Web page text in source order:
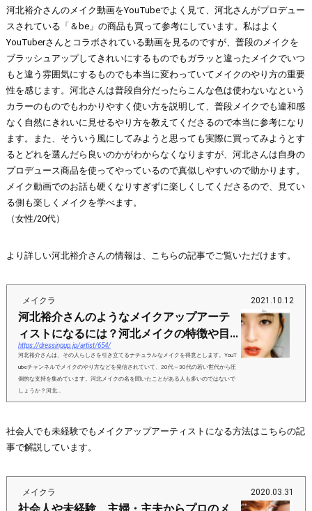
河北裕介さんのメイク動画をYouTubeでよく見て、河北さんがプロデュー
スされている「＆be」の商品も買って参考にしています。私はよく
YouTuberさんとコラボされている動画を見るのですが、普段のメイクを
ブラッシュアップしてきれいにするものでもガラッと違ったメイクでいつ
もと違う雰囲気にするものでも本当に変わっていてメイクのやり方の重要
性を感じます。河北さんは普段自分だったらこんな色は使わないなという
カラーのものでもわかりやすく使い方を説明して、普段メイクでも違和感
なく自然にきれいに見せるやり方を教えてくださるので本当に参考になり
ます。また、そういう風にしてみようと思っても実際に買ってみようとす
るとどれを選んだら良いのかがわからなくなりますが、河北さんは自身の
プロデュース商品を使ってやっているので真似しやすいので助かります。
メイク動画でのお話も硬くなりすぎずに楽しくしてくださるので、見てい
る側も楽しくメイクを学べます。
（女性/20代）
より詳しい河北裕介さんの情報は、こちらの記事でご覧いただけます。
メイクラ 2021.10.12
河北裕介さんのようなメイクアップアーテ
ィストになるには？河北メイクの特徴や目...
https://dressingup.jp/artist/654/
河北裕介さんは、その人らしさを引き立てるナチュラルなメイクを得意とします。YouT
ubeチャンネルでメイクのやり方などを発信されていて、20代～30代の若い世代から圧
倒的な支持を集めています。河北メイクの名を聞いたことがある人も多いのではないで
しょうか？河北...
社会人でも未経験でもメイクアップアーティストになる方法はこちらの記
事で解説しています。
メイクラ 2020.03.31
社会人や未経験、主婦・主夫からプロのメ